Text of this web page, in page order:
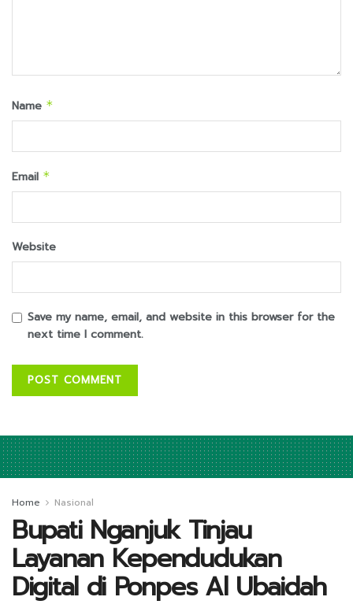
Name *
Email *
Website
Save my name, email, and website in this browser for the
next time I comment.
Home Nasional
Bupati Nganjuk Tinjau
Layanan Kependudukan
Digital di Ponpes Al Ubaidah